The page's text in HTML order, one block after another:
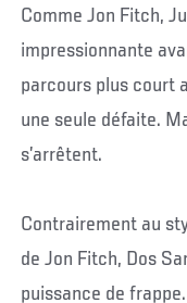
Comme Jon Fitch,
impressionnante
parcours plus court
une seule défaite.
s’arrêtent.
Contrairement au
de Jon Fitch, Dos
puissance de